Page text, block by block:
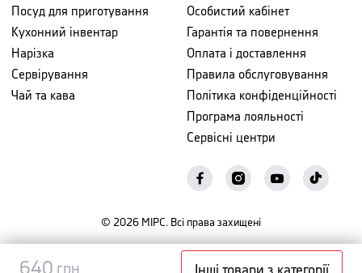
грн
грн Інші товари з категорії
Посуд для приготування
Кухонний інвентар
Нарізка
Сервірування
Чай та кава
Особистий кабінет
Гарантія та повернення
Оплата і доставлення
Правила обслуговування
Політика конфіденційності
Програма лояльності
Сервісні центри
© 2026 МІРС. Всі права захищені